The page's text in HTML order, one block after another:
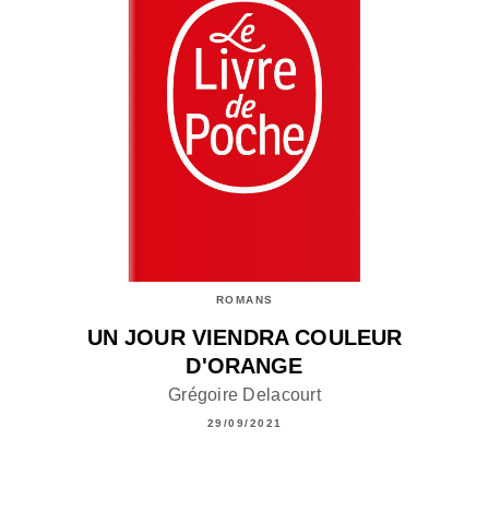
ROMANS
UN JOUR VIENDRA COULEUR
D'ORANGE
Grégoire Delacourt
29/09/2021